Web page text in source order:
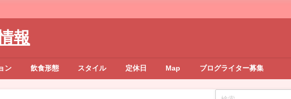
報
ン 飲食形態 スタイル 定休日 Map ブログライター募集